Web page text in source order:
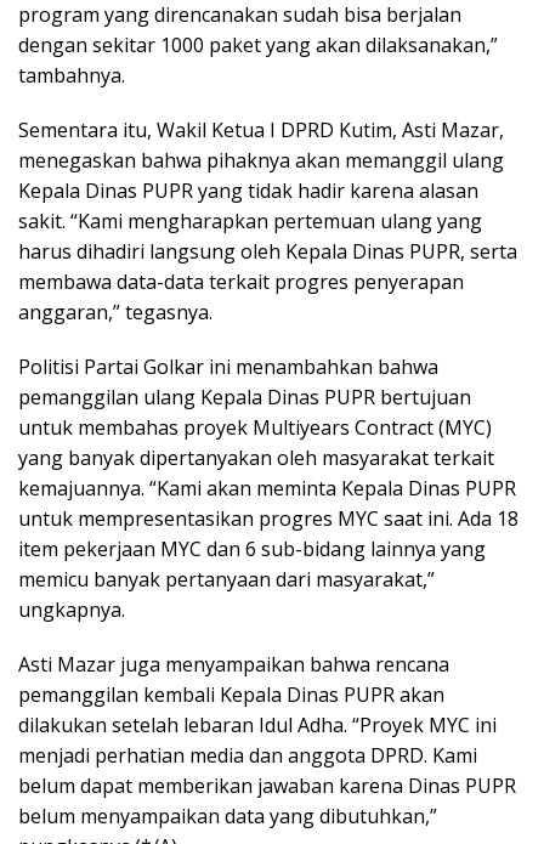
program yang direncanakan sudah bisa berjalan
dengan sekitar 1000 paket yang akan dilaksanakan,”
tambahnya.
Sementara itu, Wakil Ketua I DPRD Kutim, Asti Mazar,
menegaskan bahwa pihaknya akan memanggil ulang
Kepala Dinas PUPR yang tidak hadir karena alasan
sakit. “Kami mengharapkan pertemuan ulang yang
harus dihadiri langsung oleh Kepala Dinas PUPR, serta
membawa data-data terkait progres penyerapan
anggaran,” tegasnya.
Politisi Partai Golkar ini menambahkan bahwa
pemanggilan ulang Kepala Dinas PUPR bertujuan
untuk membahas proyek Multiyears Contract (MYC)
yang banyak dipertanyakan oleh masyarakat terkait
kemajuannya. “Kami akan meminta Kepala Dinas PUPR
untuk mempresentasikan progres MYC saat ini. Ada 18
item pekerjaan MYC dan 6 sub-bidang lainnya yang
memicu banyak pertanyaan dari masyarakat,”
ungkapnya.
Asti Mazar juga menyampaikan bahwa rencana
pemanggilan kembali Kepala Dinas PUPR akan
dilakukan setelah lebaran Idul Adha. “Proyek MYC ini
menjadi perhatian media dan anggota DPRD. Kami
belum dapat memberikan jawaban karena Dinas PUPR
belum menyampaikan data yang dibutuhkan,”